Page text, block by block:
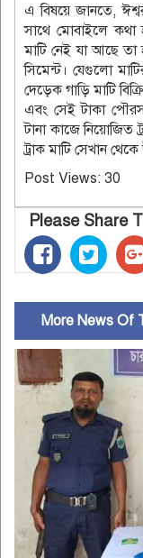
এ বিষয়ে জানতে,
সাথে মোবাইলে কথা
মাটি নেই যা আছে
সিমেন্ট। যেগুলো
দেড়েক গাড়ি মাটি
এবং সেই টাকা
টানা কাজে নিয়োজিত
ট্রাক মাটি সেখান
Post Views: 30
Please Share
More News Of